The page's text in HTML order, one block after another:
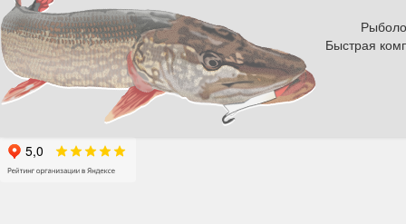
Быстрая